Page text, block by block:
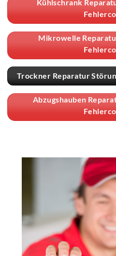
Kühlschrank
Mikrowelle
Trockner Reparatur
Abzugshauben